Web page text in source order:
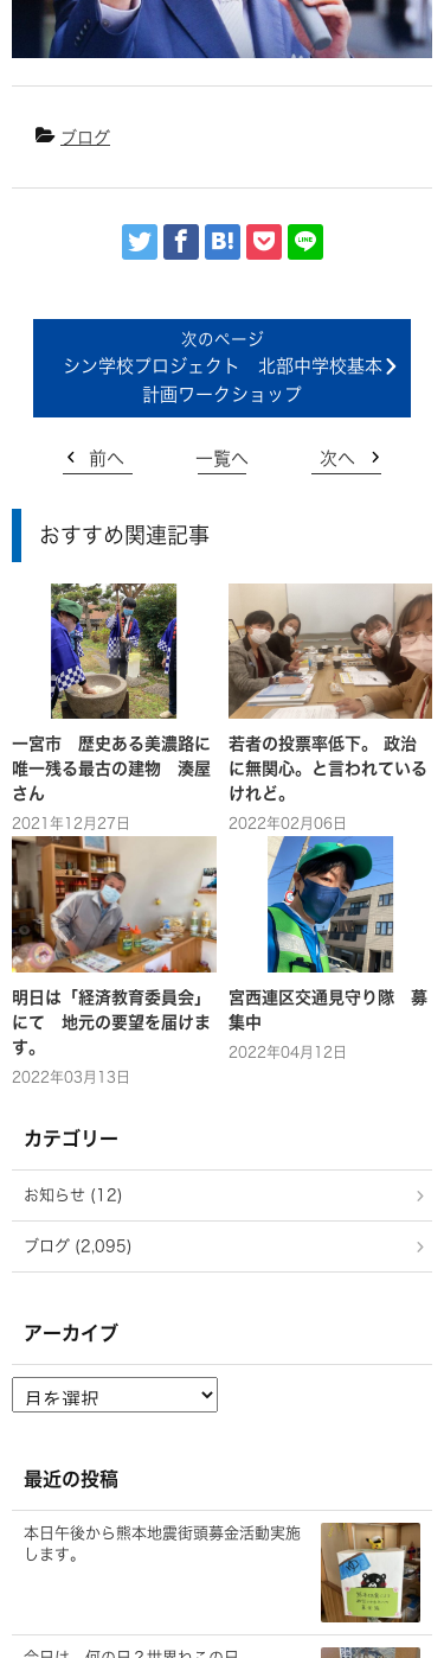
ブログ
シン学校プロジェクト 北部中学校基本
計画ワークショップ
前へ 一覧へ 次へ
おすすめ関連記事
一宮市 歴史ある美濃路に
唯一残る最古の建物 湊屋
さん
2021年12月27日
若者の投票率低下。 政治
に無関心。と言われている
けれど。
2022年02月06日
明日は「経済教育委員会」
にて 地元の要望を届けま
す。
2022年03月13日
宮西連区交通見守り隊 募
集中
2022年04月12日
カテゴリー
お知らせ (12)
ブログ (2,095)
アーカイブ
ー
ブ
最近の投稿
本日午後から熊本地震街頭募金活動実施
します。